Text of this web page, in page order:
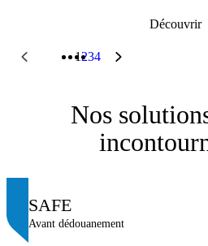
Découvrir
1234
Nos
SAFE
Avant dédouanement